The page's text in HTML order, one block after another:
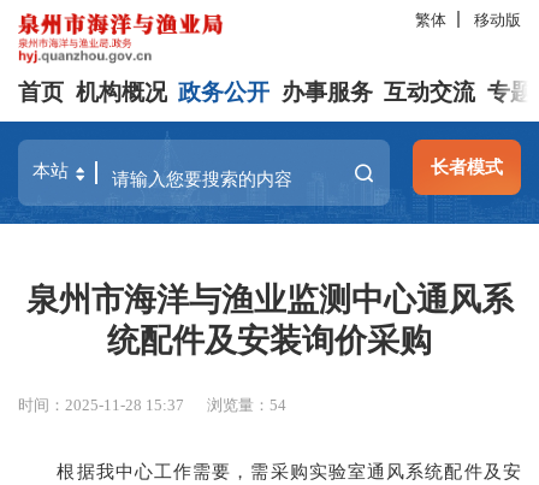
繁体 移动版
首页 机构概况 政务公开 办事服务 互动交流 专题
长者模式
泉州市海洋与渔业监测中心通风系
统配件及安装询价采购
时间：2025-11-28 15:37 浏览量：54
根据我中心工作需要，需采购实验室通风系统配件及安